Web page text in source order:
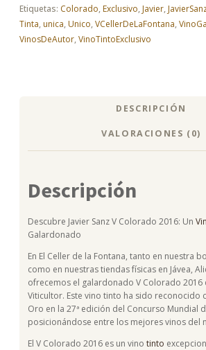
Etiquetas: Colorado, Exclusivo, Javier,
Tinta, unica, Unico,VCellerDeLaFontana,
VinosDeAutor,VinoTintoExclusivo
DESCRIPCIÓN
VALORACIONES (0)
Descripción
Descubre Javier Sanz V Colorado 2016: Un
Galardonado
En El Celler de la Fontana, tanto en nuestra
como en nuestras tiendas físicas en Jávea,
ofrecemos el galardonado V Colorado 2016
Viticultor. Este vino tinto ha sido reconocido
Oro en la 27ª edición del Concurso Mundial
posicionándose entre los mejores vinos del
El V Colorado 2016 es un vino tinto